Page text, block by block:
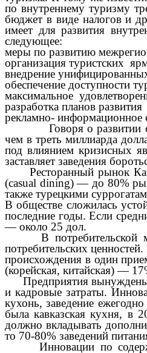
по внутреннему туризму
бюджет в виде налогов и
имеет для развития
следующее:
меры по развитию
организация туристских
внедрение
обеспечение доступности
максимальное
разработка планов
рекламно- информационное
Говоря о развитии сферы
чем в треть миллиарда
под влиянием кризисных
заставляет заведения
Ресторанный рынок
(casual dining) — до 80%
также турецкими
В обществе сложилась
последние годы. Если
— около 25 дол.
В потребительской
потребительских
происхождения в один
(корейская, китайская) —
Предприятия вынуждены
и кадровые затраты.
кухонь, заведение
была кавказская кухня, в
должно вкладывать
то 70-80% заведений
Инновации по